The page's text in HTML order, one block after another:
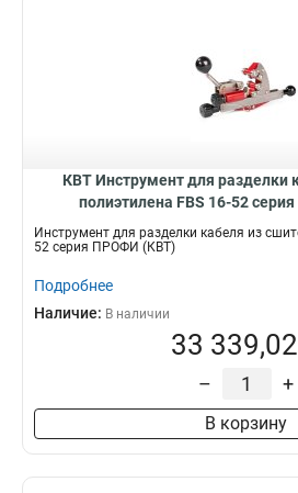
КВТ Инструмент для разделки
полиэтилена FBS 16-52
Инструмент для разделки кабеля из
52 серия ПРОФИ (КВТ)
Подробнее
Наличие: В наличии
33
– +
В корзину